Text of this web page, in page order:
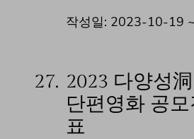
작성일: 2023-10-19 ~
27. 2023 다양성
단편영화 공
표